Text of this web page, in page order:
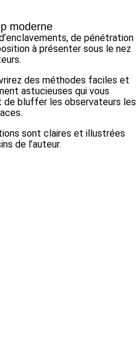
moderne
de pénétration
à présenter sous le nez
des méthodes faciles et
astucieuses qui vous
bluffer les observateurs les
sont claires et illustrées
de l’auteur.